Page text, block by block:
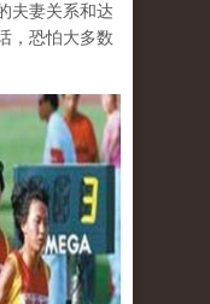
夫妻关系和达
，恐怕大多数